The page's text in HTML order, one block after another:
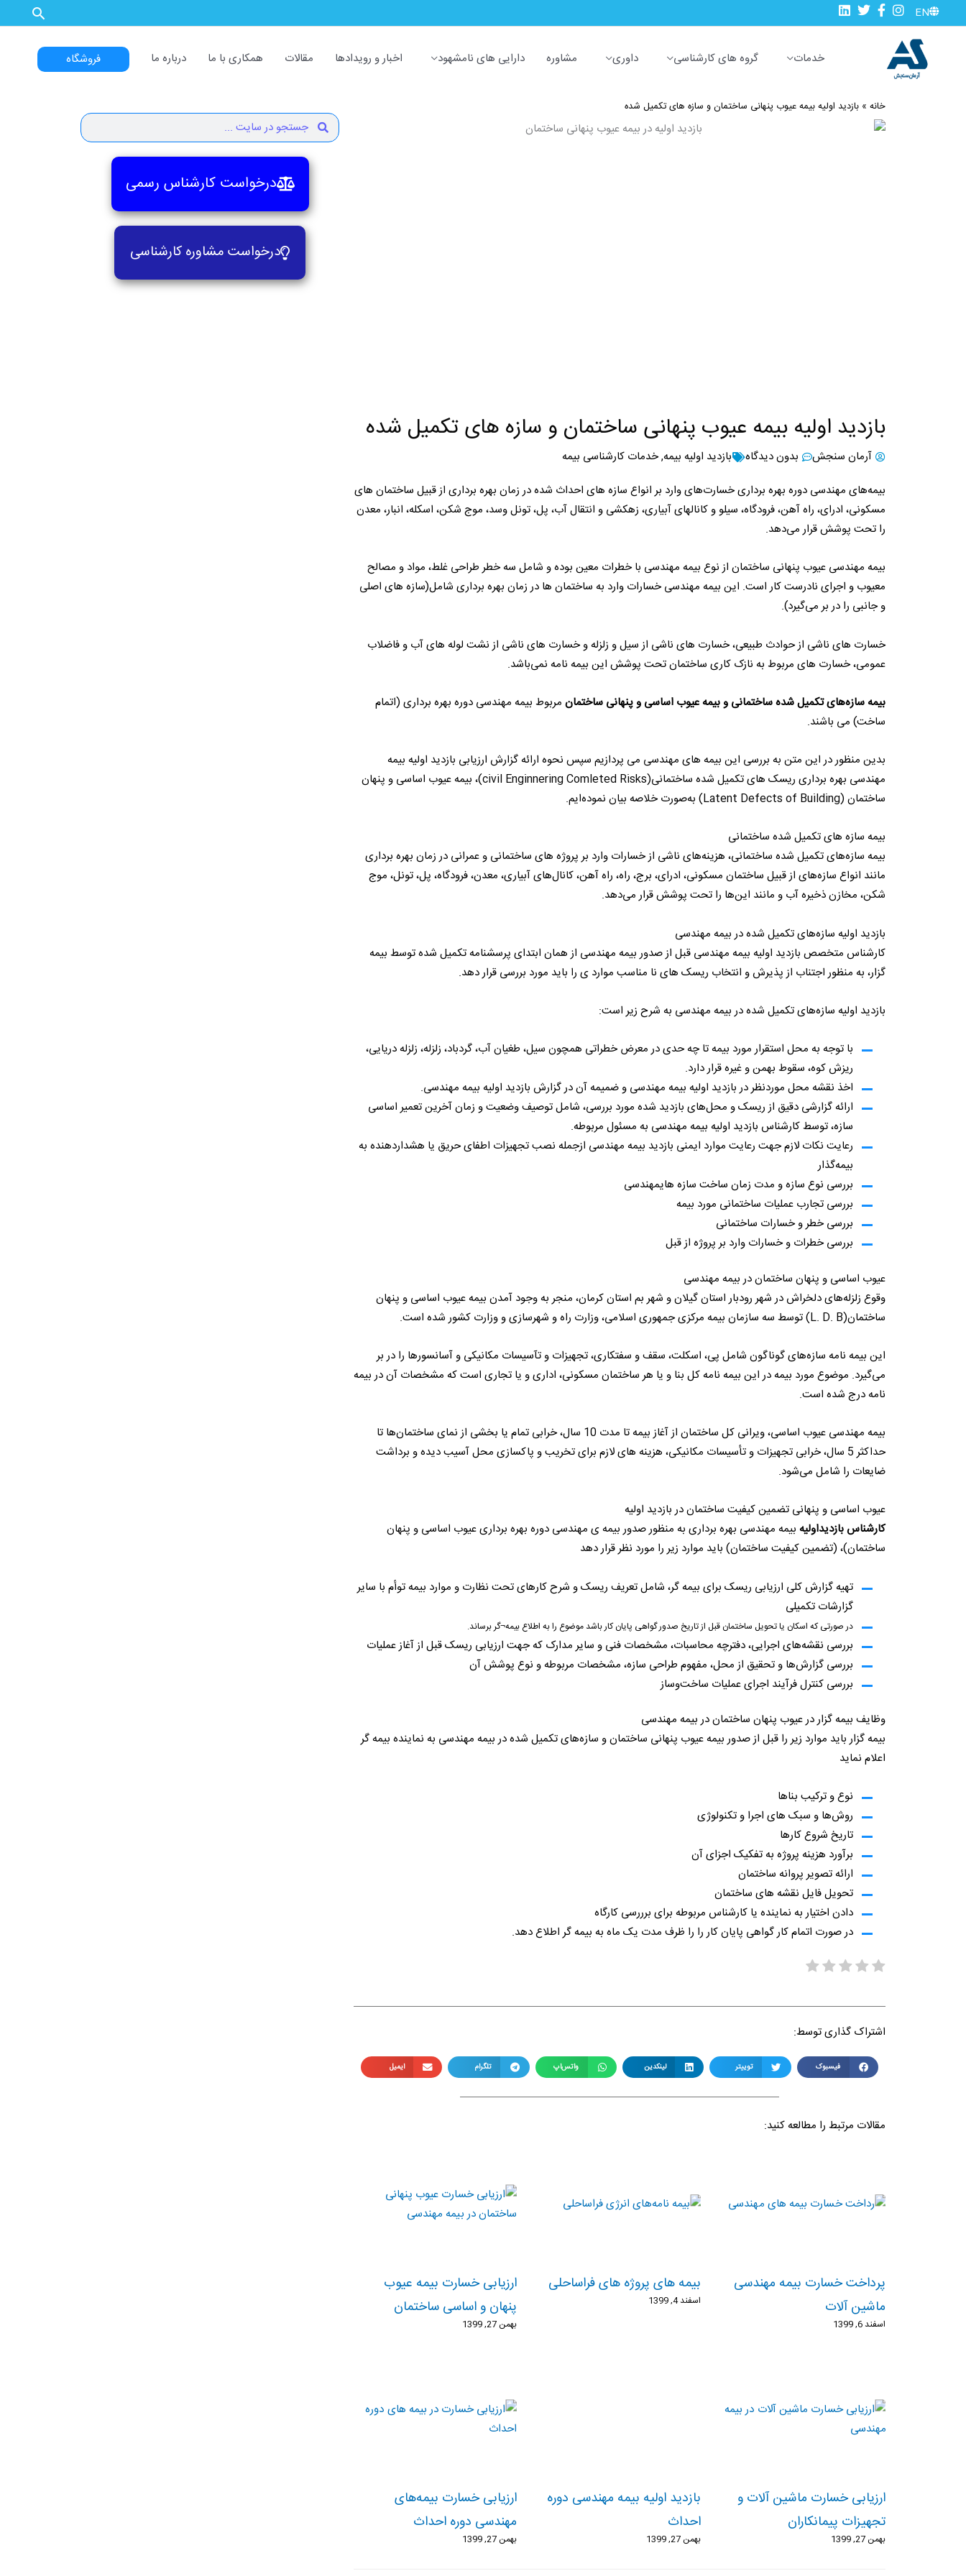
به
EN
خدمات گروه های کارشناسی داوری مشاوره دارایی های نامشهود اخبار و رویدادها مقالات همکاری با ما درباره ما فروشگاه
خانه » بازدید اولیه بیمه عیوب پنهانی ساختمان و سازه های تکمیل شده
بازدید اولیه بیمه عیوب پنهانی ساختمان و سازه های تکمیل شده
آرمان سنجش بدون دیدگاه بازدید اولیه بیمه,خدمات کارشناسی بیمه
بیمه‌‌های مهندسی دوره بهره برداری خسارت‌های وارد بر انواع سازه های احداث شده در زمان بهره برداری از قبیل ساختمان های
مسکونی، ادرای، راه آهن، فرودگاه، سیلو و کانالهای آبیاری، زهکشی و انتقال آب، پل، تونل وسد، موج شکن، اسکله، انبار، معدن
را تحت پوشش قرار می‌دهد.
بیمه مهندسی عیوب پنهانی ساختمان از نوع بیمه مهندسی با خطرات معین بوده و شامل سه خطر طراحی غلط، مواد و مصالح
معیوب و اجرای نادرست کار است. این بیمه مهندسی خسارات وارد به ساختمان ها در زمان بهره برداری شامل(سازه های اصلی
و جانبی را در بر می‌گیرد).
خسارت های ناشی از حوادث طبیعی، خسارت های ناشی از سیل و زلزله و خسارت های ناشی از نشت لوله های آب و فاضلاب
عمومی، خسارت های مربوط به نازک کاری ساختمان تحت پوشش این بیمه نامه نمی‌باشد.
بیمه سازه‌های تکمیل شده ساختمانی و بیمه عیوب اساسی و پنهانی ساختمان مربوط بیمه مهندسی دوره بهره برداری (اتمام
ساخت) می باشند.
بدین منظور در این متن به بررسی این بیمه های مهندسی می پردازیم سپس نحوه ارائه گزارش ارزیابی بازدید اولیه بیمه
مهندسی بهره برداری ریسک های تکمیل شده ساختمانی(civil Enginnering Comleted Risks)، بیمه عیوب اساسی و پنهان
ساختمان (Latent Defects of Building) به‌صورت خلاصه بیان نموده‌ایم.
بیمه سازه های تکمیل شده ساختمانی
بیمه سازه‌های تکمیل شده ساختمانی، هزینه‌های ناشی از خسارات وارد بر پروژه های ساختمانی و عمرانی در زمان بهره برداری
مانند انواع سازه‌های از قبیل ساختمان مسکونی، ادرای، برج، راه، راه آهن، کانال‌های آبیاری، معدن، فرودگاه، پل، تونل، موج
شکن، مخازن ذخیره آب و مانند این‌ها را تحت پوشش قرار می‌دهد.
بازدید اولیه سازه‌های تکمیل شده در بیمه مهندسی
کارشناس متخصص بازدید اولیه بیمه مهندسی قبل از صدور بیمه مهندسی از همان ابتدای پرسشنامه تکمیل شده توسط بیمه
گزار، به منظور اجتناب از پذیرش و انتخاب ریسک های نا مناسب موارد ی را باید مورد بررسی قرار دهد.
بازدید اولیه سازه‌‎های تکمیل شده در بیمه مهندسی به شرح زیر است:
با توجه به محل استقرار مورد بیمه تا چه حدی در معرض خطراتی همچون سیل، طغیان آب، گردباد، زلزله، زلزله دریایی،
ریزش کوه، سقوط بهمن و غیره قرار دارد.
اخذ نقشه محل موردنظر در بازدید اولیه بیمه مهندسی و ضمیمه آن در گزارش بازدید اولیه بیمه مهندسی.
ارائه گزارشی دقیق از ریسک و محل‌‌های بازدید شده مورد بررسی، شامل توصیف وضعیت و زمان آخرین تعمیر اساسی
سازه، توسط کارشناس بازدید اولیه بیمه مهندسی به مسئول مربوطه.
رعایت نکات لازم جهت رعایت موارد ایمنی بازدید بیمه مهندسی ازجمله نصب تجهیزات اطفای حریق یا هشداردهنده به
بیمه‌گذار
بررسی نوع سازه و مدت زمان ساخت سازه هایمهندسی
بررسی تجارب عملیات ساختمانی مورد بیمه
بررسی خطر و خسارات ساختمانی
بررسی خطرات و خسارات وارد بر پروژه از قبل
عیوب اساسی و پنهان ساختمان در بیمه مهندسی
وقوع زلزله‌های دلخراش در شهر رودبار استان گیلان و شهر بم استان کرمان، منجر به وجود آمدن بیمه عیوب اساسی و پنهان
ساختمان(L. D. B) توسط سه سازمان بیمه مرکزی جمهوری اسلامی، وزارت راه و شهرسازی و وزارت کشور شده است.
این بیمه نامه سازه‌های گوناگون شامل پی، اسکلت، سقف و سفتکاری، تجهیزات و تآسیسات مکانیکی و آسانسورها را در بر
می‌گیرد. موضوع مورد بیمه در این بیمه نامه کل بنا و یا هر ساختمان مسکونی، اداری و یا تجاری است که مشخصات آن در بیمه
نامه درج شده است.
بیمه مهندسی عیوب اساسی، ویرانی کل ساختمان از آغاز بیمه تا مدت 10 سال، خرابی تمام یا بخشی از نمای ساختمان‌ها تا
حداکثر 5 سال، خرابی تجهیزات و تأسیسات مکانیکی، هزینه های لازم برای تخریب و پاکسازی محل آسیب دیده و برداشت
ضایعات را شامل می‌شود.
عیوب اساسی و پنهانی تضمین کیفیت ساختمان در بازدید اولیه
کارشناس بازدیداولیه بیمه مهندسی بهره برداری به منظور صدور بیمه ی مهندسی دوره بهره برداری عیوب اساسی و پنهان
ساختمان)، (تضمین کیفیت ساختمان) باید موارد زیر را مورد نظر قرار دهد
تهیه گزارش کلی ارزیابی ریسک برای بیمه گر، شامل تعریف ریسک و شرح کارهای تحت نظارت و موارد بیمه توأم با سایر
گزارشات تکمیلی
در صورتی که اسکان یا تحویل ساختمان قبل از تاریخ صدور گواهی پایان کار باشد موضوع را به اطلاع بیمه¬گر برساند.
بررسی نقشه‌های اجرایی، دفترچه محاسبات، مشخصات فنی و سایر مدارک که جهت ارزیابی ریسک قبل از آغاز عملیات
بررسی گزارش‌ها و تحقیق از محل، مفهوم طراحی سازه، مشخصات مربوطه و نوع پوشش آن
بررسی کنترل فرآیند اجرای عملیات ساخت‌وساز
وظایف بیمه گزار در عیوب پنهان ساختمان در بیمه مهندسی
بیمه گزار باید موارد زیر را قبل از صدور بیمه عیوب پنهانی ساختمان و سازه‌های تکمیل شده در بیمه مهندسی به نماینده بیمه گر
اعلام نماید
نوع و ترکیب بناها
روش‌ها و سبک های اجرا و تکنولوژی
تاریخ شروع کارها
برآورد هزینه پروژه به تفکیک اجزای آن
ارائه تصویر پروانه ساختمان
تحویل فایل نقشه های ساختمان
دادن اختیار به نماینده یا کارشناس مربوطه برای برررسی کارگاه
در صورت اتمام کار گواهی پایان کار را را ظرف مدت یک ماه به بیمه گر اطلاع دهد.
اشتراک گذاری توسط:
فیسبوک توییتر لینکدین واتس‌اپ تلگرام ایمیل
مقالات مرتبط را مطالعه کنید:
پرداخت خسارت بیمه‌ مهندسی
ماشین آلات
اسفند 6, 1399
بیمه های پروژه های فراساحلی
اسفند 4, 1399
ارزیابی خسارت بیمه عیوب
پنهان و اساسی ساختمان
بهمن 27, 1399
ارزیابی خسارت ماشین آلات و
تجهیزات پیمانکاران
بهمن 27, 1399
بازدید اولیه بیمه‌ مهندسی دوره
احداث
بهمن 27, 1399
ارزیابی خسارت بیمه‌های
مهندسی دوره احداث
بهمن 27, 1399
Search
Search
درخواست کارشناس رسمی
درخواست مشاوره کارشناسی